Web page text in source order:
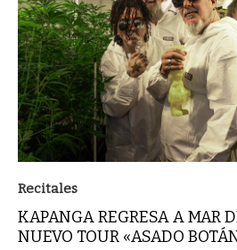
Recitales
KAPANGA REGRESA A MAR
NUEVO TOUR «ASADO